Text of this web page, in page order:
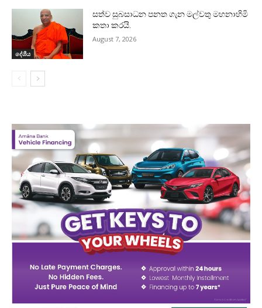
දේශීය
සත්ව සුබසාධන පනත ගැන මල්වතු මහනාහිමි
කතා කරයි.
August 7, 2026